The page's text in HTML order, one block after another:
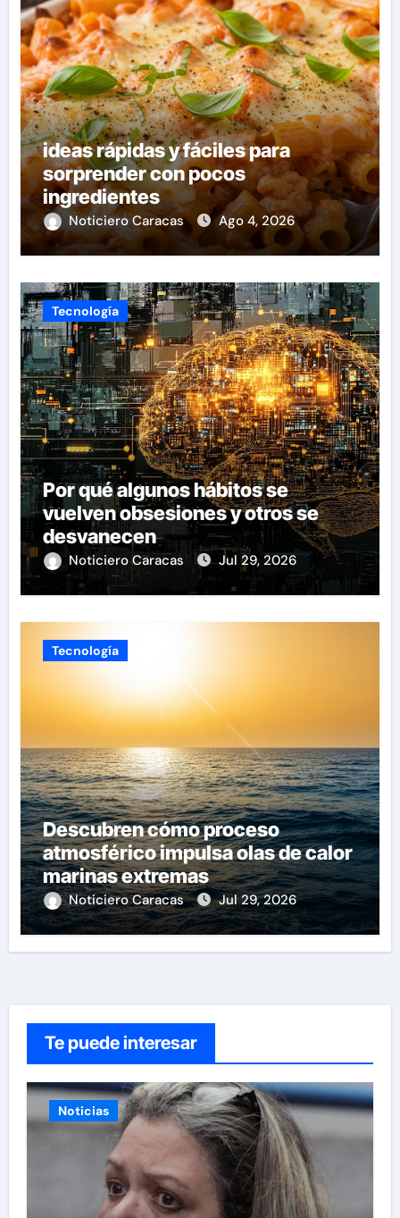
ideas rápidas y fáciles para
sorprender con pocos
ingredientes
Noticiero Caracas Ago 4, 2026
Tecnología
Por qué algunos hábitos se
vuelven obsesiones y otros se
desvanecen
Noticiero Caracas Jul 29, 2026
Tecnología
Descubren cómo proceso
atmosférico impulsa olas de calor
marinas extremas
Noticiero Caracas Jul 29, 2026
Te puede interesar
Noticias